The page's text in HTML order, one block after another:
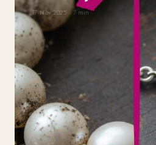
17 Nov 2025 · 7 min